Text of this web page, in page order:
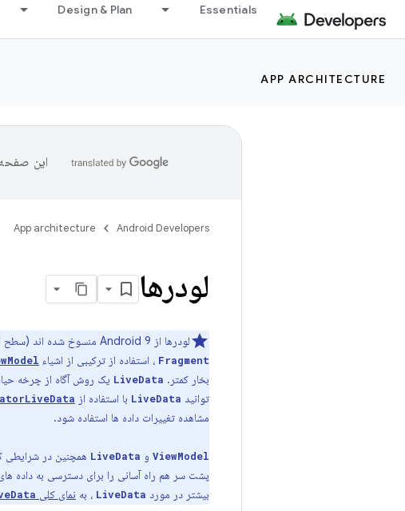
Essentials
Design & Plan
APP ARCHITECTURE
این
Android Developers
App architecture
لودرها
لودرها از Android 9 منسوخ شده اند (سطح API 28). گزینه پیشنهادی برای رسیدگی به بارگذاری داده ها در حین مدیریت چرخه حیات
Fragment ، استفاده از ترکیبی از اشیاء
بخار کمتر. LiveData یک روش آگاه از چرخه
توانید LiveData با استفاده از
مشاهده تغییرات داده ها استفاده شود.
ViewModel و LiveData همچنین در شرایطی
پشت سر هم راه آسانی را برای دسترسی به داده
بیشتر در مورد LiveData ، به نمای کلی